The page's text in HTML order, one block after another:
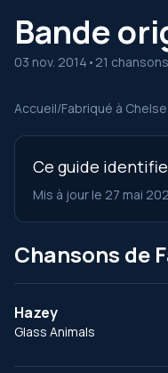
Bande
03 nov. 2014 • 21 chansons
Accueil/Fabriqué à
Ce guide
Mis à jour le 27 mai
Chansons de
Hazey
Glass Animals